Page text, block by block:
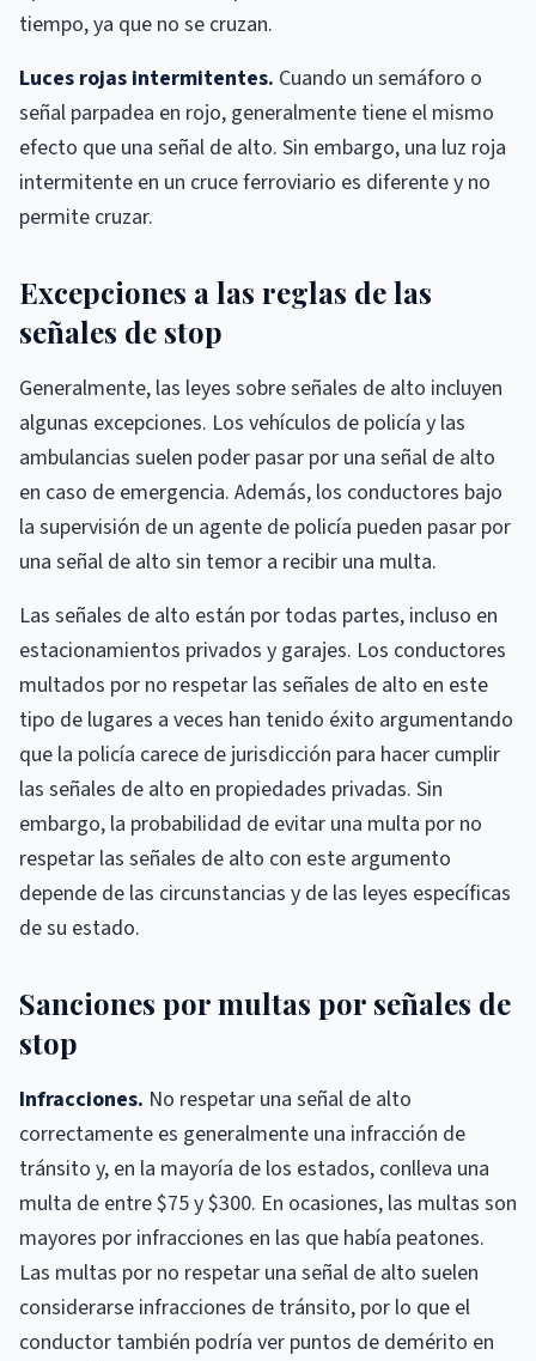
tiempo, ya que no se cruzan.
Luces rojas intermitentes. Cuando un semáforo o
señal parpadea en rojo, generalmente tiene el mismo
efecto que una señal de alto. Sin embargo, una luz roja
intermitente en un cruce ferroviario es diferente y no
permite cruzar.
Excepciones a las reglas de las
señales de stop
Generalmente, las leyes sobre señales de alto incluyen
algunas excepciones. Los vehículos de policía y las
ambulancias suelen poder pasar por una señal de alto
en caso de emergencia. Además, los conductores bajo
la supervisión de un agente de policía pueden pasar por
una señal de alto sin temor a recibir una multa.
Las señales de alto están por todas partes, incluso en
estacionamientos privados y garajes. Los conductores
multados por no respetar las señales de alto en este
tipo de lugares a veces han tenido éxito argumentando
que la policía carece de jurisdicción para hacer cumplir
las señales de alto en propiedades privadas. Sin
embargo, la probabilidad de evitar una multa por no
respetar las señales de alto con este argumento
depende de las circunstancias y de las leyes específicas
de su estado.
Sanciones por multas por señales de
stop
Infracciones. No respetar una señal de alto
correctamente es generalmente una infracción de
tránsito y, en la mayoría de los estados, conlleva una
multa de entre $75 y $300. En ocasiones, las multas son
mayores por infracciones en las que había peatones.
Las multas por no respetar una señal de alto suelen
considerarse infracciones de tránsito, por lo que el
conductor también podría ver puntos de demérito en